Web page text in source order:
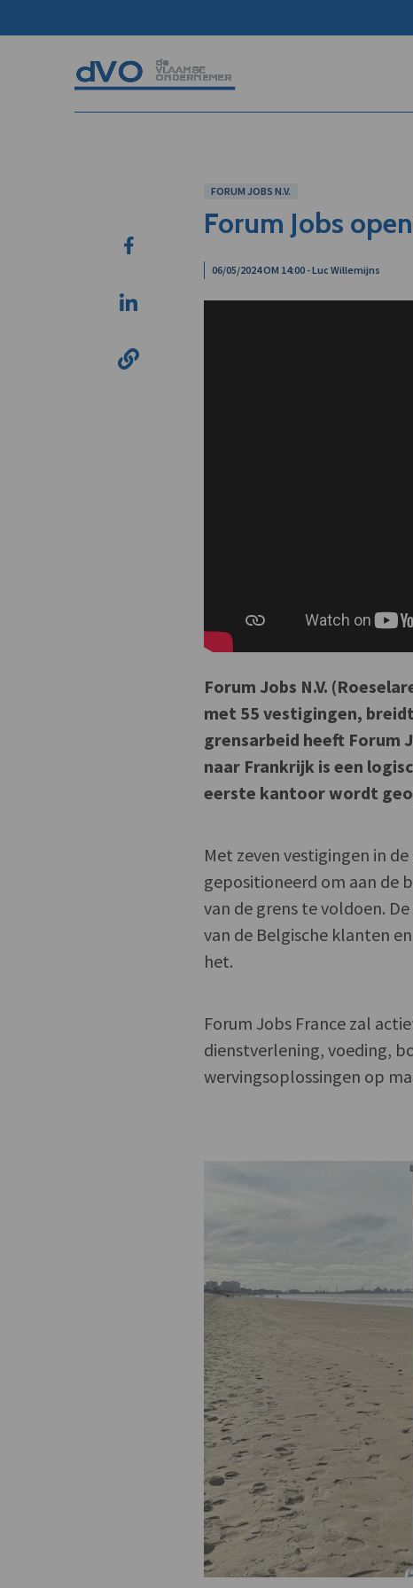
FORUM JOBS N.V.
Forum Jobs
06/05/2024 OM 14:00 - Luc Willemijns
Forum Jobs N.V.
met 55 vestigingen,
grensarbeid heeft Forum
naar Frankrijk is een
eerste kantoor wordt
Met zeven vestigingen in
gepositioneerd om aan de
van de grens te voldoen.
van de Belgische klanten
het.
Forum Jobs France zal
dienstverlening, voeding,
wervingsoplossingen op